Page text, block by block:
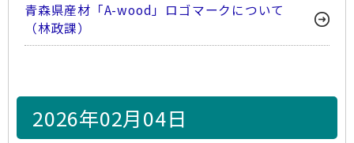
青森県産材「A-wood」ロゴマークについて
（林政課）
2026年02月04日